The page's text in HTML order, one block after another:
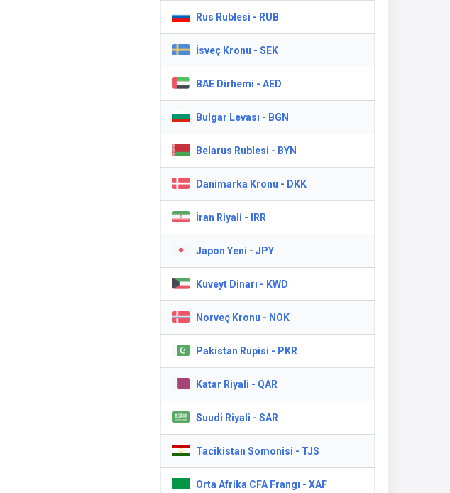
Rus Rublesi - RUB
İsveç Kronu - SEK
BAE Dirhemi - AED
Bulgar Levası - BGN
Belarus Rublesi - BYN
Danimarka Kronu - DKK
İran Riyali - IRR
Japon Yeni - JPY
Kuveyt Dinarı - KWD
Norveç Kronu - NOK
Pakistan Rupisi - PKR
Katar Riyali - QAR
Suudi Riyali - SAR
Tacikistan Somonisi - TJS
Orta Afrika CFA Frangı - XAF